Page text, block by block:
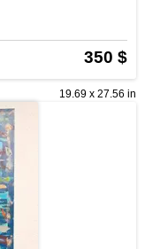
350 $
19.69 x 27.56 in